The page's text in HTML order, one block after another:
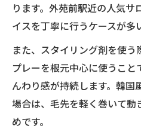
ります。外苑前駅近の人気
イスを丁寧に行うケースが多
また、スタイリング剤を使
プレーを根元中心に使うこ
んわり感が持続します。韓国
場合は、毛先を軽く巻いて
めです。